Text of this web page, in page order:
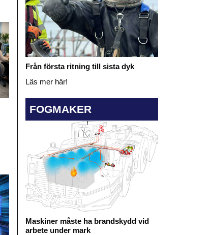
Från första ritning till sista dyk
Läs mer här!
FOGMAKER
Maskiner måste ha brandskydd vid
arbete under mark